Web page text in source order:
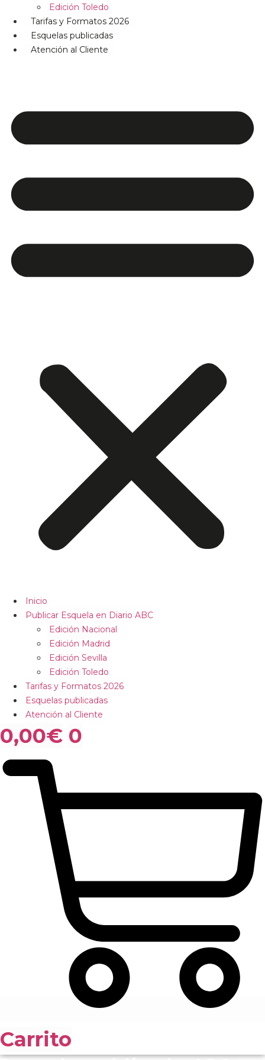
Edición Toledo
Tarifas y Formatos 2026
Esquelas publicadas
Atención al Cliente
Inicio
Publicar Esquela en Diario ABC
Edición Nacional
Edición Madrid
Edición Sevilla
Edición Toledo
Tarifas y Formatos 2026
Esquelas publicadas
Atención al Cliente
0,00€ 0
Carrito